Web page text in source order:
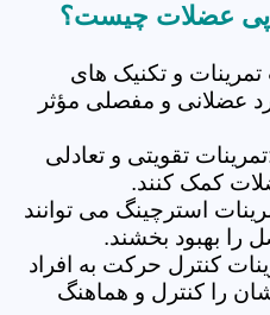
عضلات چیست؟
و تکنیک های
عضلانی و مفصلی مؤثر
تقویتی و تعادلی
کمک کنند.
استرچینگ می توانند
بهبود بخشند.
کنترل حرکت به افراد
را کنترل و هماهنگ